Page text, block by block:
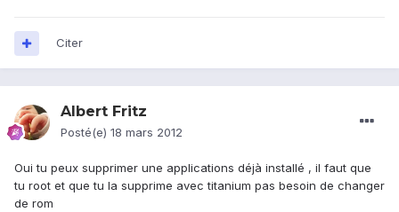
Citer
Albert Fritz
Posté(e) 18 mars 2012
Oui tu peux supprimer une applications déjà installé , il faut que
tu root et que tu la supprime avec titanium pas besoin de changer
de rom